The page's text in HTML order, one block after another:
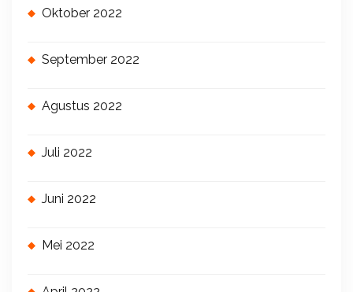
Oktober 2022
September 2022
Agustus 2022
Juli 2022
Juni 2022
Mei 2022